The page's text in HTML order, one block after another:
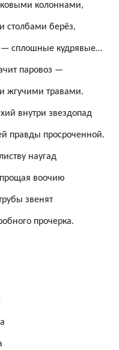
колоннами,
столбами берёз,
— сплошные кудрявые…
паровоз —
жгучими травами.
внутри звездопад
правды просроченной.
наугад
воочию
звенят
прочерка.